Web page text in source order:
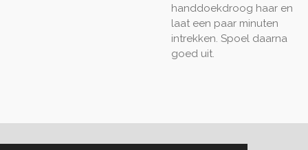
handdoekdroog haar en
laat een paar minuten
intrekken. Spoel daarna
goed uit.